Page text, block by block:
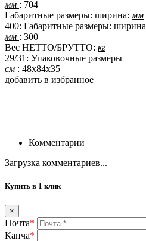
мм : 704
Габаритные размеры: ширина: мм
400: Габаритные размеры: ширина
мм : 300
Вес НЕТТО/БРУТТО: кг
29/31: Упаковочные размеры
см : 48x84x35
добавить в избранное
Комментарии
Загрузка комментариев...
Купить в 1 клик
×
Почта*
Капча*